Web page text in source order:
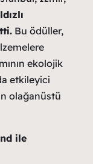
Bu ödüller,
ekolojik
etkileyici
olağanüstü
ile